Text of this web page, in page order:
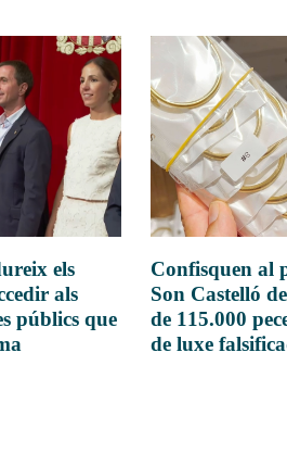
els
als
públics que
Confisquen al
Son Castelló
de 115.000
de luxe